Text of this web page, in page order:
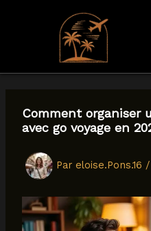
Aller
contenuComment organiser
avec go voyage en
Par eloise.Pons.16 /